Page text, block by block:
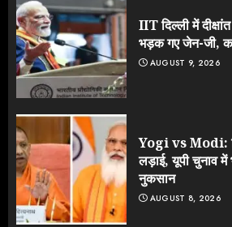
IIT दिल्ली में
भड़क गए जेन-जी,
AUGUST 9, 2026
Yogi vs Modi:
लड़ाई, यूपी चुनाव में
नुकसान
AUGUST 8, 2026